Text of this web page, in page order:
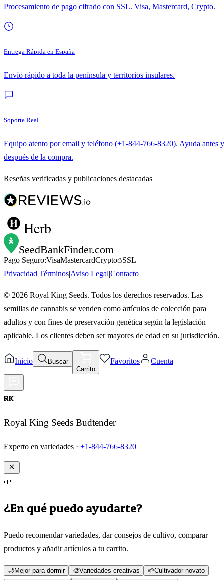
Procesamiento de pago cifrado con SSL. Visa, Mastercard, Crypto.
Entrega Rápida en España
Envío rápido a toda la península y territorios insulares.
Soporte Real
Equipo atento por email y teléfono (+1-844-766-8320). Ayuda antes y
después de la compra.
Reseñas verificadas y publicaciones destacadas
Herb
SeedBankFinder.com
Pago Seguro:VisaMastercardCrypto
SSL
PrivacidadTérminosAviso LegalContacto
© 2026 Royal King Seeds. Todos los derechos reservados. Las
semillas de cannabis se venden como artículos de colección para
adultos y con fines de preservación genética según la legislación
aplicable. Los clientes deben ser mayores de edad en su jurisdicción.
Inicio
Buscar
Carrito
Favoritos Cuenta
RK
Royal King Seeds Budtender
Experto en variedades · +1-844-766-8320
🌱
¿En qué puedo ayudarte?
Puedo recomendar variedades, dar consejos de cultivo, comparar
productos y añadir artículos a tu carrito.
🌙Mejor para dormir 🎨Variedades creativas 🌱Cultivador novato